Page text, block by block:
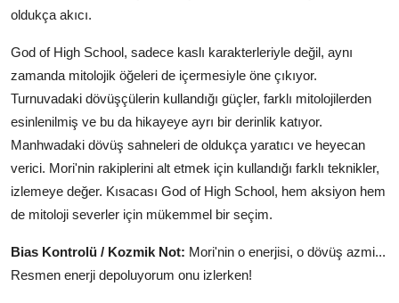
oldukça akıcı.
God of High School, sadece kaslı karakterleriyle değil, aynı
zamanda mitolojik öğeleri de içermesiyle öne çıkıyor.
Turnuvadaki dövüşçülerin kullandığı güçler, farklı mitolojilerden
esinlenilmiş ve bu da hikayeye ayrı bir derinlik katıyor.
Manhwadaki dövüş sahneleri de oldukça yaratıcı ve heyecan
verici. Mori'nin rakiplerini alt etmek için kullandığı farklı teknikler,
izlemeye değer. Kısacası God of High School, hem aksiyon hem
de mitoloji severler için mükemmel bir seçim.
Bias Kontrolü / Kozmik Not: Mori'nin o enerjisi, o dövüş azmi...
Resmen enerji depoluyorum onu izlerken!